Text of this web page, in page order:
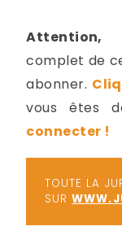
Attention,
complet de
abonner.
vous êtes
connecter !
TOUTE LA
SUR